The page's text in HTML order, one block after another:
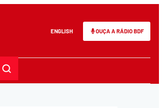
ENGLISH OUÇA A RÁDIO BDF